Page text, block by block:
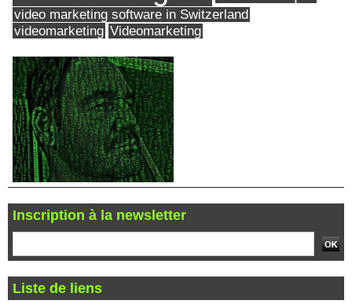
video marketing software in Switzerland
videomarketing Videomarketing
Inscription à la newsletter
Liste de liens